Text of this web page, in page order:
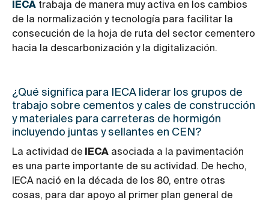
IECA trabaja de manera muy activa en los cambios
de la normalización y tecnología para facilitar la
consecución de la hoja de ruta del sector cementero
hacia la descarbonización y la digitalización.
¿Qué significa para IECA liderar los grupos de
trabajo sobre cementos y cales de construcción
y materiales para carreteras de hormigón
incluyendo juntas y sellantes en CEN?
La actividad de IECA asociada a la pavimentación
es una parte importante de su actividad. De hecho,
IECA nació en la década de los 80, entre otras
cosas, para dar apoyo al primer plan general de